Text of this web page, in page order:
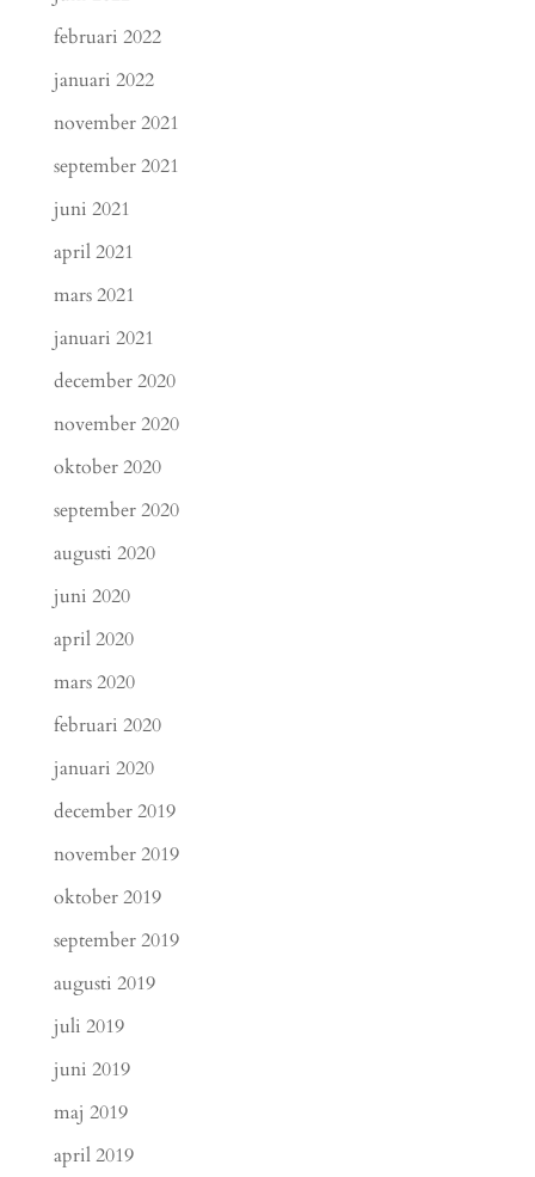
februari 2022
januari 2022
november 2021
september 2021
juni 2021
april 2021
mars 2021
januari 2021
december 2020
november 2020
oktober 2020
september 2020
augusti 2020
juni 2020
april 2020
mars 2020
februari 2020
januari 2020
december 2019
november 2019
oktober 2019
september 2019
augusti 2019
juli 2019
juni 2019
maj 2019
april 2019